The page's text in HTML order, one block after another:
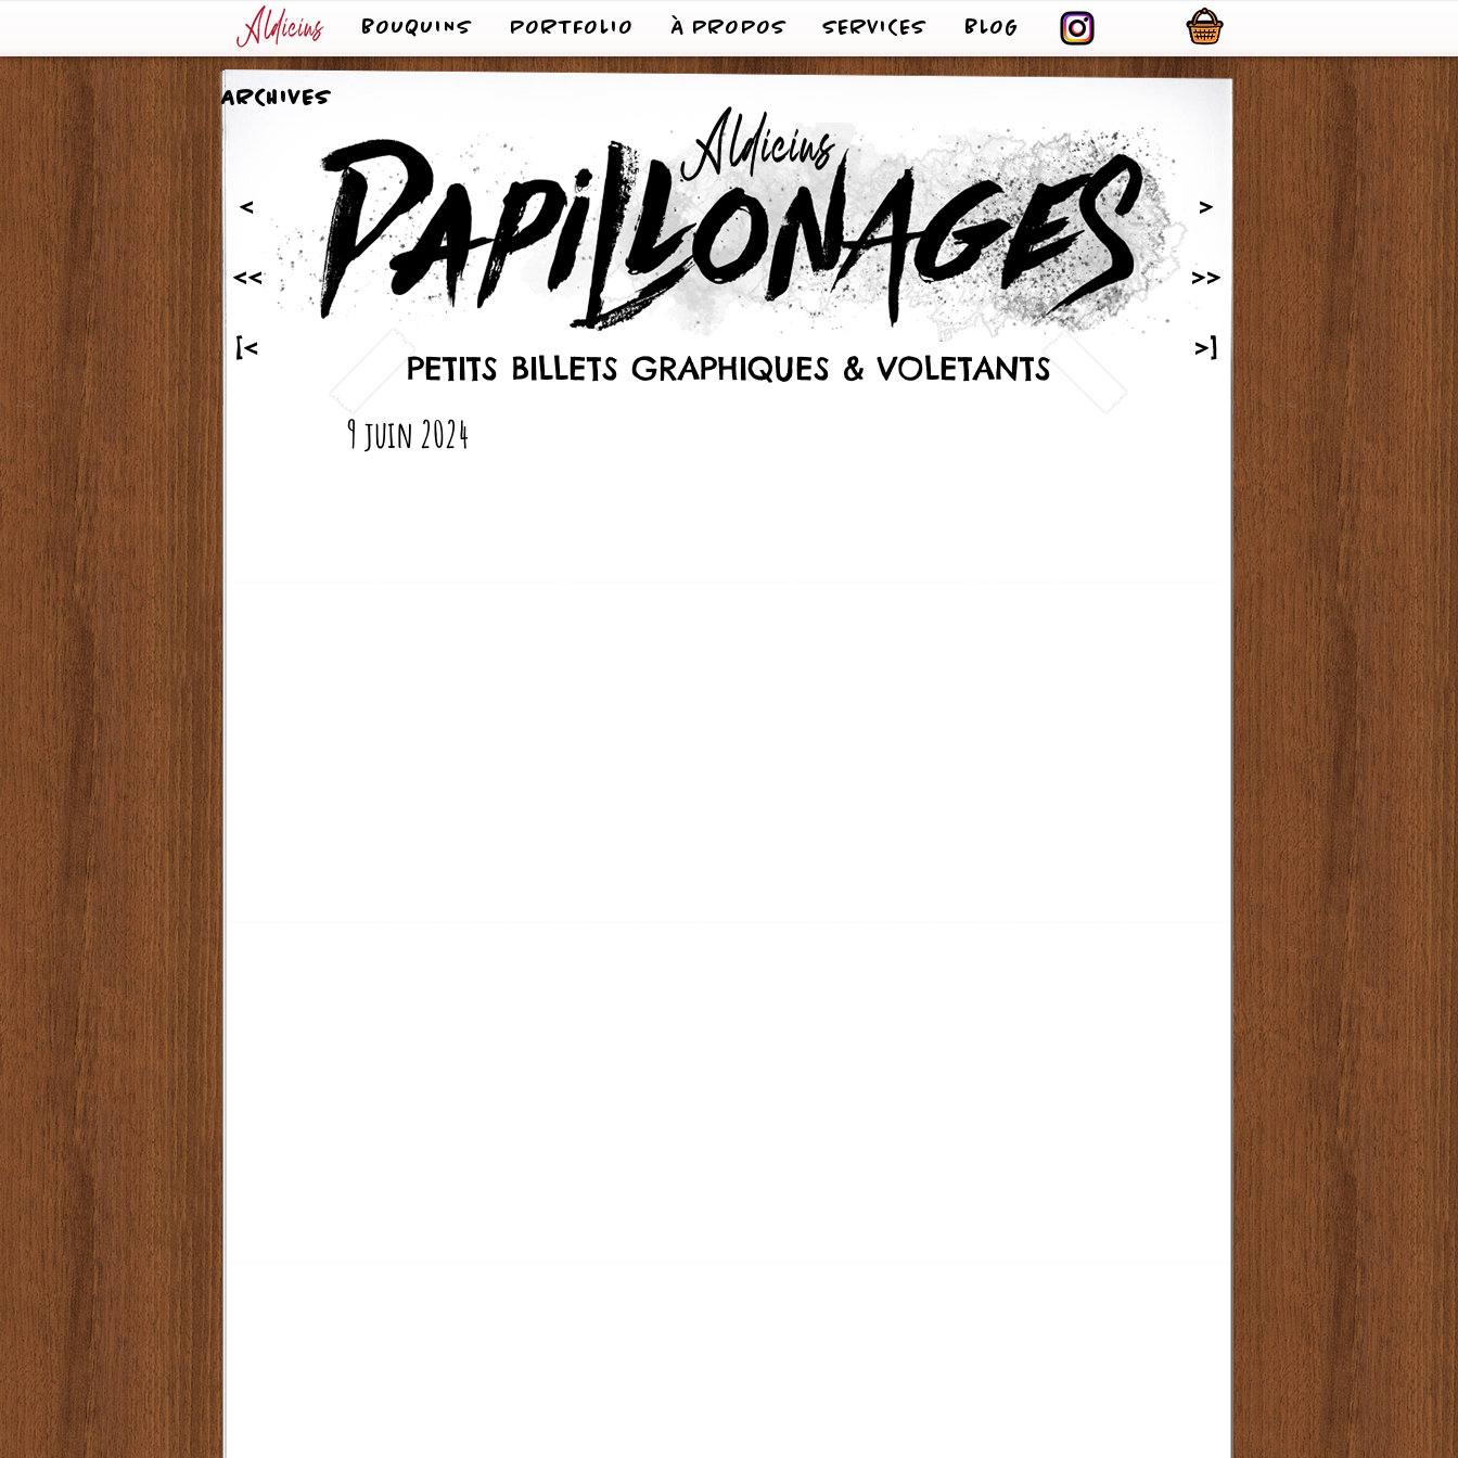
BOUQUINS PORTFOLIO À PROPOS SERVICES BLOG
<
[<
<<
ARCHIVES
>
>>
>]
PETITS BILLETS GRAPHIQUES & VOLETANTS
9 juin 2024